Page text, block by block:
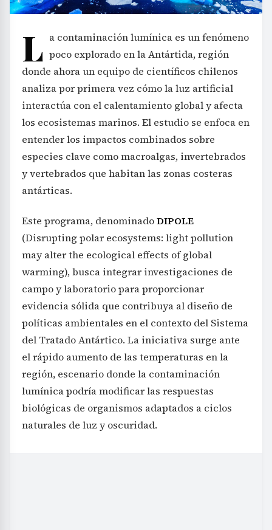
L a contaminación lumínica es un fenómeno
poco explorado en la Antártida, región
donde ahora un equipo de científicos chilenos
analiza por primera vez cómo la luz artificial
interactúa con el calentamiento global y afecta
los ecosistemas marinos. El estudio se enfoca en
entender los impactos combinados sobre
especies clave como macroalgas, invertebrados
y vertebrados que habitan las zonas costeras
antárticas.
Este programa, denominadoDIPOLE
(Disrupting polar ecosystems: light pollution
may alter the ecological effects of global
warming), busca integrar investigaciones de
campo y laboratorio para proporcionar
evidencia sólida que contribuya al diseño de
políticas ambientales en el contexto del Sistema
del Tratado Antártico. La iniciativa surge ante
el rápido aumento de las temperaturas en la
región, escenario donde la contaminación
lumínica podría modificar las respuestas
biológicas de organismos adaptados a ciclos
naturales de luz y oscuridad.